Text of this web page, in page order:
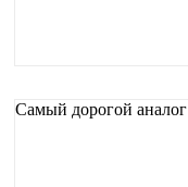
Самый дорогой аналог